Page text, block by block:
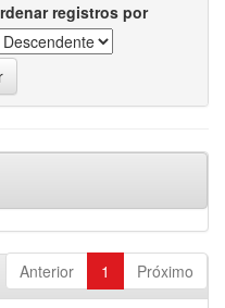
registros por
Anterior 1 Próximo